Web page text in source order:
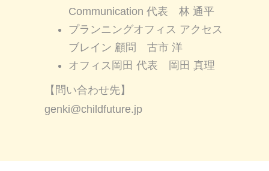
Communication 代表 林 通平
プランニングオフィス アクセス
ブレイン 顧問 古市 洋
オフィス岡田 代表 岡田 真理
【問い合わせ先】
genki@childfuture.jp